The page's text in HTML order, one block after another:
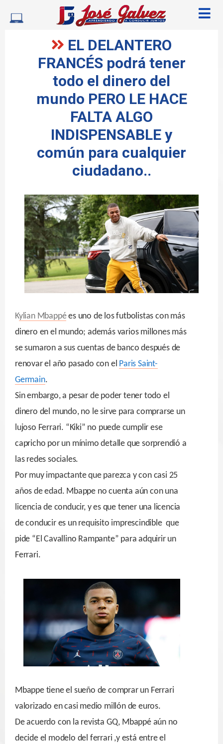
EL DELANTERO
FRANCÉS podrá tener
todo el dinero del
mundo PERO LE HACE
FALTA ALGO
INDISPENSABLE y
común para cualquier
ciudadano..
Kylian Mbappées uno de los futbolistas con más
dinero en el mundo; además varios millones más
se sumaron a sus cuentas de banco después de
renovar el año pasado con el Paris Saint-
Germain.
Sin embargo, a pesar de poder tener todo el
dinero del mundo, no le sirve para comprarse un
lujoso Ferrari. “Kiki” no puede cumplir ese
capricho por un mínimo detalle que sorprendió a
las redes sociales.
Por muy impactante que parezca y con casi 25
años de edad. Mbappe no cuenta aún con una
licencia de conducir, y es que tener una licencia
de conducir es un requisito imprescindible que
pide “El Cavallino Rampante” para adquirir un
Ferrari.
Mbappe tiene el sueño de comprar un Ferrari
valorizado en casi medio millón de euros.
De acuerdo con la revista GQ, Mbappé aún no
decide el modelo del ferrari ,y está entre el